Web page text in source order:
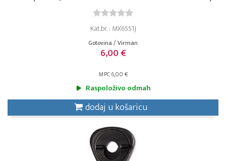
Kat.br. : MX6551J
Gotovina / Virman
6,00 €
MPC 6,00 €
Raspoloživo odmah
dodaj u košaricu